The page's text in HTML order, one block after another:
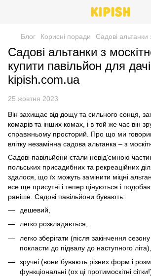
Блог Корисні поради Садові альтанки
Садові альтанки з
купити павільйон для
kipish.com.ua
25 жовтня 2023
Він захищає від дощу та сильного сонця,
комарів та інших комах, і в той же час він
справжньому просторий. Про що ми
влітку незамінна садова альтанка – з
Садові павільйони стали невід'ємною
польських присадибних та рекреаційних
здалося, що їх можуть замінити міцні
все ще присутні і тепер цінуються і
раніше. Садові павільйони бувають:
дешевий,
легко розкладається,
легко зберігати (після закінчення
покласти до підвалу до наступного літа),
зручні (вони бувають різних форм і
функціональні (ох ці протимоскітні